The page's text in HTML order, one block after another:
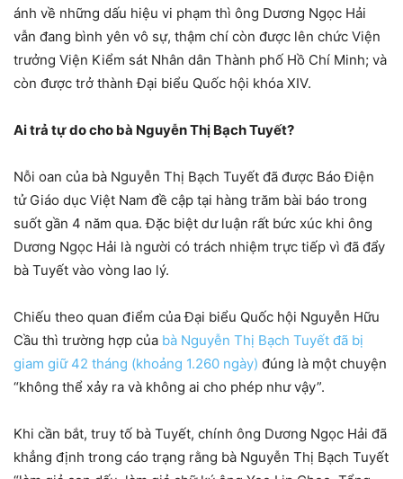
ánh về những dấu hiệu vi phạm thì ông Dương Ngọc Hải
vẫn đang bình yên vô sự, thậm chí còn được lên chức Viện
trưởng Viện Kiểm sát Nhân dân Thành phố Hồ Chí Minh; và
còn được trở thành Đại biểu Quốc hội khóa XIV.
Ai trả tự do cho bà Nguyễn Thị Bạch Tuyết?
Nỗi oan của bà Nguyễn Thị Bạch Tuyết đã được Báo Điện
tử Giáo dục Việt Nam đề cập tại hàng trăm bài báo trong
suốt gần 4 năm qua. Đặc biệt dư luận rất bức xúc khi ông
Dương Ngọc Hải là người có trách nhiệm trực tiếp vì đã đẩy
bà Tuyết vào vòng lao lý.
Chiếu theo quan điểm của Đại biểu Quốc hội Nguyễn Hữu
Cầu thì trường hợp của bà Nguyễn Thị Bạch Tuyết đã bị
giam giữ 42 tháng (khoảng 1.260 ngày) đúng là một chuyện
“không thể xảy ra và không ai cho phép như vậy”.
Khi cần bắt, truy tố bà Tuyết, chính ông Dương Ngọc Hải đã
khẳng định trong cáo trạng rằng bà Nguyễn Thị Bạch Tuyết